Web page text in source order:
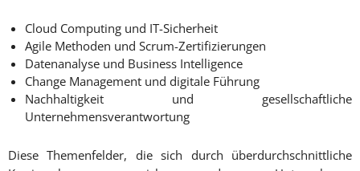
Cloud Computing und IT-Sicherheit
Agile Methoden und Scrum-Zertifizierungen
Datenanalyse und Business Intelligence
Change Management und digitale Führung
Nachhaltigkeit und gesellschaftliche
Unternehmensverantwortung
Diese Themenfelder, die sich durch überdurchschnittliche